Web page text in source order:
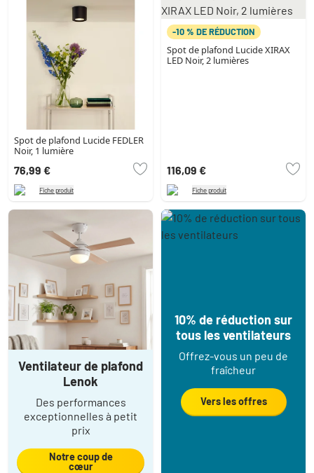
Spot de plafond Lucide FEDLER
Noir, 1 lumière
76,99 €
Fiche produit
-10 % DE RÉDUCTION
Spot de plafond Lucide XIRAX
LED Noir, 2 lumières
116,09 €
Fiche produit
Ventilateur de plafond
Lenok
Des performances
exceptionnelles à petit
prix
Notre coup de
cœur
10% de réduction sur
tous les ventilateurs
Offrez-vous un peu de
fraîcheur
Vers les offres